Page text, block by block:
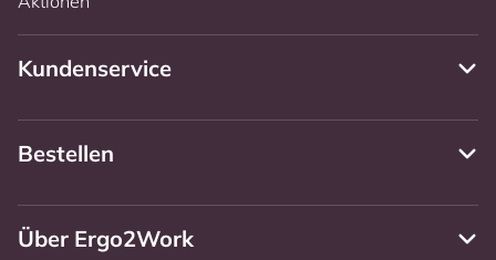
Kundenservice
Bestellen
Über Ergo2Work